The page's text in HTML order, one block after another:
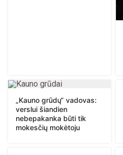
„Kauno grūdų“ vadovas:
verslui šiandien
nebepakanka būti tik
mokesčių mokėtoju